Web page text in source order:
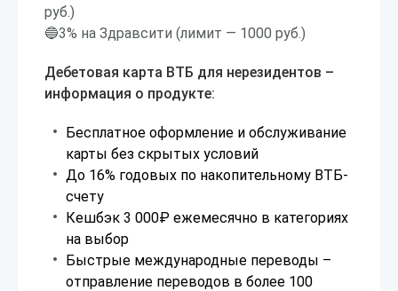
руб.)
🔵3% на Здравсити (лимит — 1000 руб.)
Дебетовая карта ВТБ для нерезидентов –
информация о продукте:
Бесплатное оформление и обслуживание
карты без скрытых условий
До 16% годовых по накопительному ВТБ-
счету
Кешбэк 3 000₽ ежемесячно в категориях
на выбор
Быстрые международные переводы –
отправление переводов в более 100